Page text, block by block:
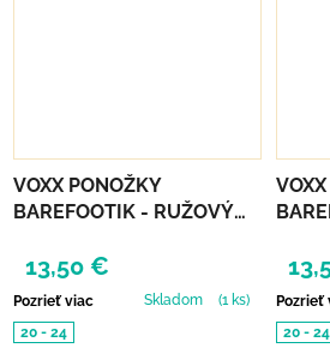
VOXX PONOŽKY
BAREFOOTIK - RUŽOVÝ
13,50 €
Pozrieť viac Skladom
(1 ks)
20 - 24
Pozrieť
20 - 24